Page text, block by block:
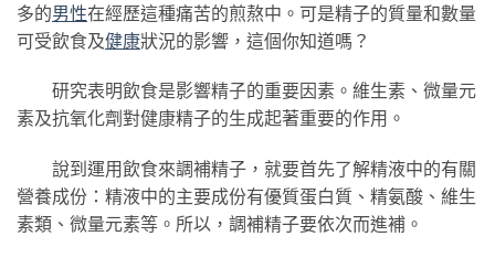
多的男性在經歷這種痛苦的煎熬中。可是精子的質量和數量
可受飲食及健康狀況的影響，這個你知道嗎？
研究表明飲食是影響精子的重要因素。維生素、微量元
素及抗氧化劑對健康精子的生成起著重要的作用。
說到運用飲食來調補精子，就要首先了解精液中的有關
營養成份：精液中的主要成份有優質蛋白質、精氨酸、維生
素類、微量元素等。所以，調補精子要依次而進補。